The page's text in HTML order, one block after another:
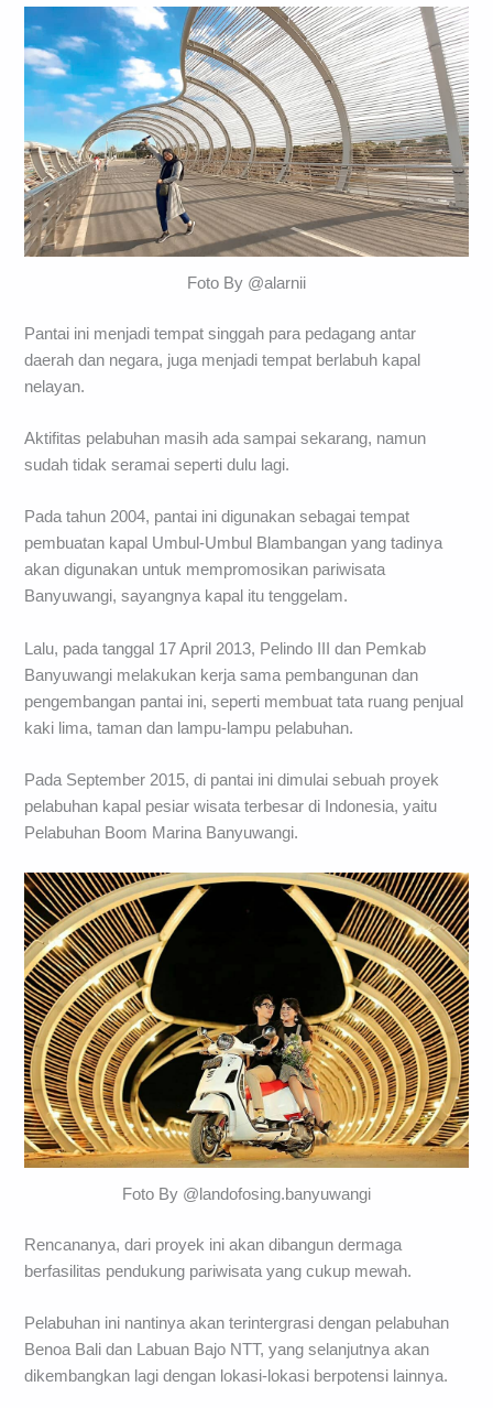
Foto By @alarnii
Pantai ini menjadi tempat singgah para pedagang antar
daerah dan negara, juga menjadi tempat berlabuh kapal
nelayan.
Aktifitas pelabuhan masih ada sampai sekarang, namun
sudah tidak seramai seperti dulu lagi.
Pada tahun 2004, pantai ini digunakan sebagai tempat
pembuatan kapal Umbul-Umbul Blambangan yang tadinya
akan digunakan untuk mempromosikan pariwisata
Banyuwangi, sayangnya kapal itu tenggelam.
Lalu, pada tanggal 17 April 2013, Pelindo III dan Pemkab
Banyuwangi melakukan kerja sama pembangunan dan
pengembangan pantai ini, seperti membuat tata ruang penjual
kaki lima, taman dan lampu-lampu pelabuhan.
Pada September 2015, di pantai ini dimulai sebuah proyek
pelabuhan kapal pesiar wisata terbesar di Indonesia, yaitu
Pelabuhan Boom Marina Banyuwangi.
Foto By @landofosing.banyuwangi
Rencananya, dari proyek ini akan dibangun dermaga
berfasilitas pendukung pariwisata yang cukup mewah.
Pelabuhan ini nantinya akan terintergrasi dengan pelabuhan
Benoa Bali dan Labuan Bajo NTT, yang selanjutnya akan
dikembangkan lagi dengan lokasi-lokasi berpotensi lainnya.